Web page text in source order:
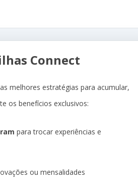
Connect
melhores estratégias para acumular,
os benefícios exclusivos:
para trocar experiências e
ou mensalidades